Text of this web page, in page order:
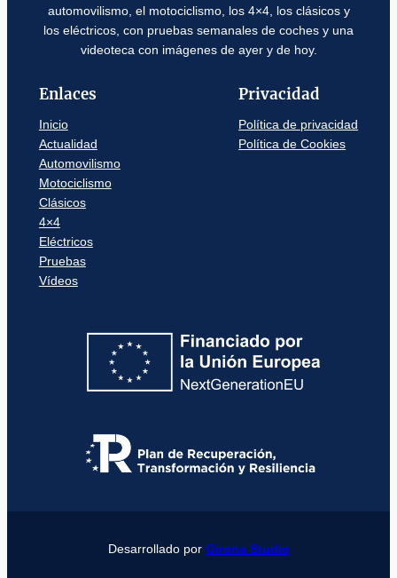
automovilismo, el motociclismo, los 4×4, los clásicos y
los eléctricos, con pruebas semanales de coches y una
videoteca con imágenes de ayer y de hoy.
Enlaces
Inicio
Actualidad
Automovilismo
Motociclismo
Clásicos
4×4
Eléctricos
Pruebas
Vídeos
Privacidad
Política de privacidad
Política de Cookies
Desarrollado por Girona Studio